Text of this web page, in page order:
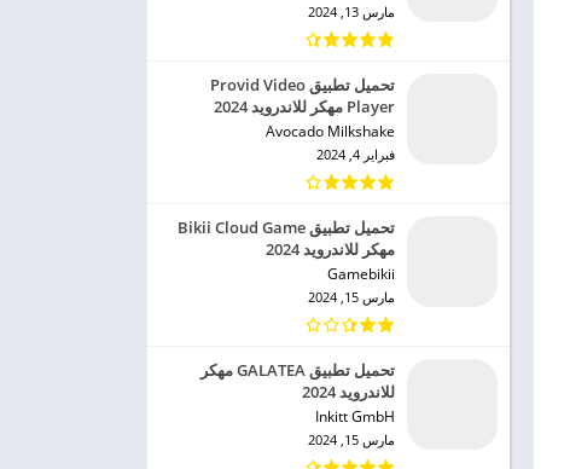
مارس 13, 2024
تحميل تطبيق Provid Video
Player مهكر للاندرويد 2024
Avocado Milkshake‏
فبراير 4, 2024
تحميل تطبيق Bikii Cloud Game
مهكر للاندرويد 2024
Gamebikii‏
مارس 15, 2024
تحميل تطبيق GALATEA مهكر
للاندرويد 2024
Inkitt GmbH‏
مارس 15, 2024